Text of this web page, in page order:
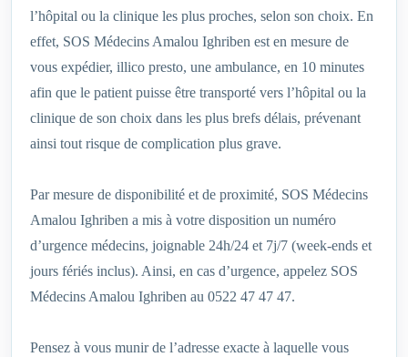
l’hôpital ou la clinique les plus proches, selon son choix. En
effet, SOS Médecins Amalou Ighriben est en mesure de
vous expédier, illico presto, une ambulance, en 10 minutes
afin que le patient puisse être transporté vers l’hôpital ou la
clinique de son choix dans les plus brefs délais, prévenant
ainsi tout risque de complication plus grave.
Par mesure de disponibilité et de proximité, SOS Médecins
Amalou Ighriben a mis à votre disposition un numéro
d’urgence médecins, joignable 24h/24 et 7j/7 (week-ends et
jours fériés inclus). Ainsi, en cas d’urgence, appelez SOS
Médecins Amalou Ighriben au 0522 47 47 47.
Pensez à vous munir de l’adresse exacte à laquelle vous